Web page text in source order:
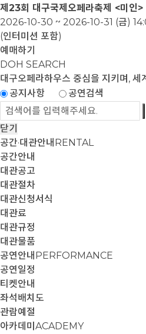
제23회 대구국제오페라축제 <미인>
2026-10-30 ~ 2026-10-31 (금)
(인터미션 포함)
예매하기
DOH SEARCH
대구오페라하우스 중심을 지키며, 세
공지사항
공연검색
닫기
공간·대관안내 RENTAL
공간안내
대관공고
대관절차
대관신청서식
대관료
대관규정
대관물품
공연안내 PERFORMANCE
공연일정
티켓안내
좌석배치도
관람예절
아카데미 ACADEMY